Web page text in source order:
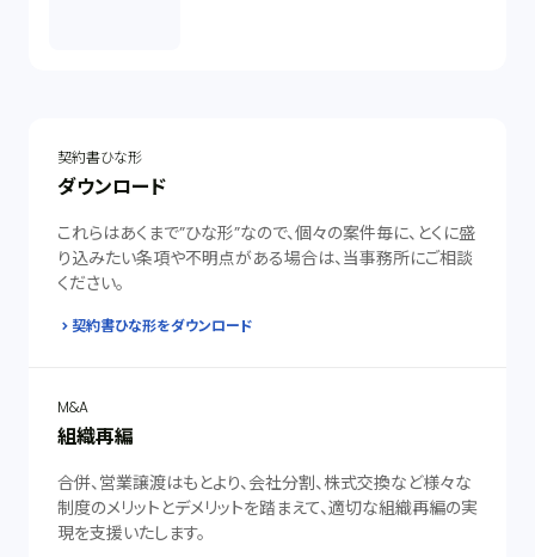
契約書ひな形
ダウンロード
これらはあくまで”ひな形”なので、個々の案件毎に、とくに盛
り込みたい条項や不明点がある場合は、当事務所にご相談
ください。
契約書ひな形をダウンロード
M&A
組織再編
合併、営業譲渡はもとより、会社分割、株式交換など様々な
制度のメリットとデメリットを踏まえて、適切な組織再編の実
現を支援いたします。